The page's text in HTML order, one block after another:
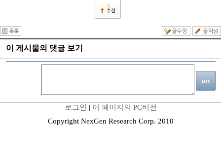
5
이 게시물의 댓글 보기
로그인 | 이 페이지의 PC버전
Copyright NexGen Research Corp. 2010